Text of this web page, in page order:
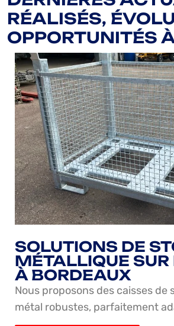
RÉALISÉS,
OPPORTUNITÉS
SOLUTIONS DE
MÉTALLIQUE SUR
À BORDEAUX
Nous proposons des caisses de
métal robustes, parfaitement